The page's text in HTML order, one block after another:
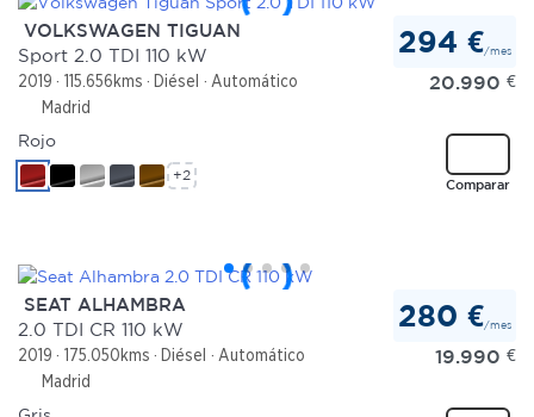
VOLKSWAGEN TIGUAN
Sport 2.0 TDI 110 kW
2019 115.656kms Diésel
Automático
Madrid
294 €/mes
20.990 €
Comparar
Rojo
+2
SEAT ALHAMBRA
2.0 TDI CR 110 kW
2019 175.050kms Diésel
Automático
Madrid
280 €/mes
19.990 €